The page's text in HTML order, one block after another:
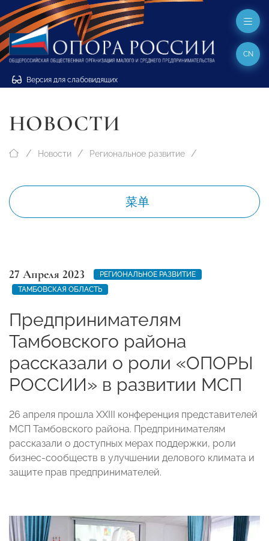
Версия для слабовидящих
CN
НОВОСТИ
Новости Региональное развитие
菜单
27 Апреля 2023
РЕГИОНАЛЬНОЕ РАЗВИТИЕ
ТАМБОВСКАЯ ОБЛАСТЬ
Предпринимателям
Тамбовского района
рассказали о роли «ОПОРЫ
РОССИИ» в развитии МСП
26 апреля прошла XXIII конференция представителей
МСП Тамбовского района. Предпринимателям
рассказали о доступных мерах поддержки, роли
бизнес-сообществ в улучшении делового климата и
защите прав предпринимателей.